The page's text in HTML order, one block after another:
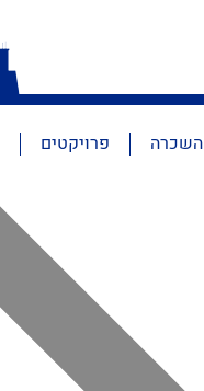
השכרה פרויקטים